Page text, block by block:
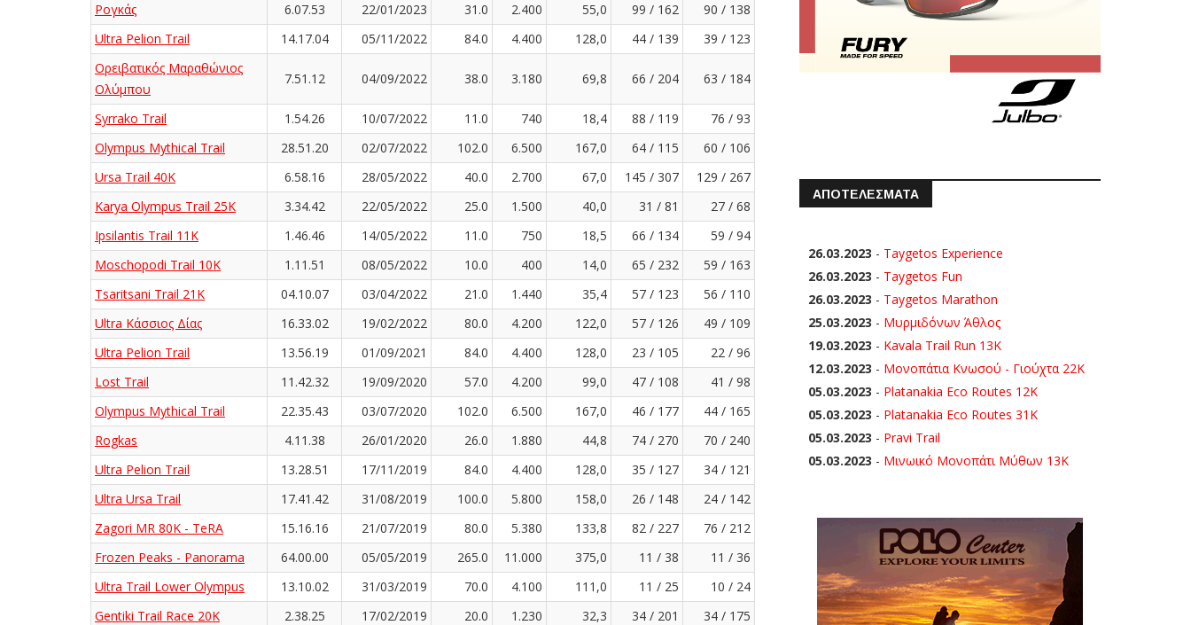
Ρογκάς
6.07.53 22/01/2023 31.0 2.400 55,0 99 / 162
90 / 138
Ultra Pelion Trail
14.17.04 05/11/2022 84.0 4.400 128,0 44 / 139
39 / 123
Ορειβατικός Μαραθώνιος
Ολύμπου
7.51.12 04/09/2022 38.0 3.180 69,8 66 / 204 63 / 184
Syrrako Trail 1.54.26 10/07/2022 11.0 740 18,4 88 / 119
76 / 93
Olympus Mythical Trail
28.51.20 02/07/2022 102.0 6.500 167,0 64 / 115
60 / 106
Ursa Trail 40K
6.58.16 28/05/2022 40.0 2.700 67,0 145 / 307
129 / 267
Karya Olympus Trail 25K
3.34.42 22/05/2022 25.0 1.500 40,0 31 / 81
27 / 68
Ipsilantis Trail 11K
1.46.46 14/05/2022 11.0 750 18,5 66 / 134
59 / 94
Moschopodi Trail 10K
1.11.51 08/05/2022 10.0 400 14,0 65 / 232
59 / 163
Tsaritsani Trail 21K
04.10.07 03/04/2022 21.0 1.440 35,4 57 / 123
56 / 110
Ultra Κάσσιος Δίας
16.33.02 19/02/2022 80.0 4.200 122,0 57 / 126
49 / 109
Ultra Pelion Trail
13.56.19 01/09/2021 84.0 4.400 128,0 23 / 105
22 / 96
Lost Trail
11.42.32 19/09/2020 57.0 4.200 99,0 47 / 108
41 / 98
Olympus Mythical Trail
22.35.43 03/07/2020 102.0 6.500 167,0 46 / 177
44 / 165
Rogkas
4.11.38 26/01/2020 26.0 1.880 44,8 74 / 270
70 / 240
Ultra Pelion Trail
13.28.51 17/11/2019 84.0 4.400 128,0 35 / 127
34 / 121
Ultra Ursa Trail
17.41.42 31/08/2019 100.0 5.800 158,0 26 / 148
24 / 142
Zagori MR 80K - TeRA
15.16.16 21/07/2019 80.0 5.380 133,8 82 / 227
76 / 212
Frozen Peaks - Panorama
64.00.00 05/05/2019 265.0 11.000 375,0 11 / 38
11 / 36
Ultra Trail Lower Olympus
13.10.02 31/03/2019 70.0 4.100 111,0 11 / 25
10 / 24
Gentiki Trail Race 20K
2.38.25 17/02/2019 20.0 1.230 32,3 34 / 201
34 / 175
ΑΠΟΤΕΛΕΣΜΑΤΑ
26.03.2023 - Taygetos Experience
26.03.2023 - Taygetos Fun
26.03.2023 - Taygetos Marathon
25.03.2023 - Μυρμιδόνων Άθλος
19.03.2023 - Kavala Trail Run 13K
12.03.2023 - Μονοπάτια Κνωσού - Γιούχτα 22Κ
05.03.2023 - Platanakia Eco Routes 12K
05.03.2023 - Platanakia Eco Routes 31K
05.03.2023 - Pravi Trail
05.03.2023 - Μινωικό Μονοπάτι Μύθων 13Κ